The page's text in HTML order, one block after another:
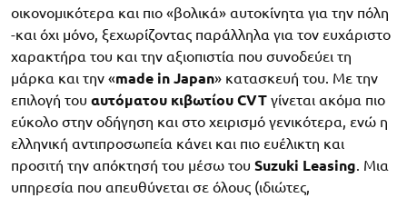
οικονομικότερα και πιο «βολικά» αυτοκίνητα για την πόλη
-και όχι μόνο, ξεχωρίζοντας παράλληλα για τον ευχάριστο
χαρακτήρα του και την αξιοπιστία που συνοδεύει τη
μάρκα και την «made in Japan» κατασκευή του. Με την
επιλογή του αυτόματου κιβωτίου CVT γίνεται ακόμα πιο
εύκολο στην οδήγηση και στο χειρισμό γενικότερα, ενώ η
ελληνική αντιπροσωπεία κάνει και πιο ευέλικτη και
προσιτή την απόκτησή του μέσω του Suzuki Leasing. Μια
υπηρεσία που απευθύνεται σε όλους (ιδιώτες,